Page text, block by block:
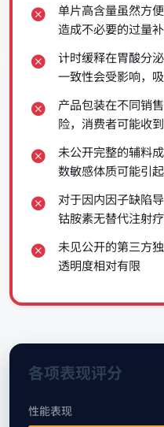
单片高含量虽然方
造成不必要的过量
计时缓释在胃酸分
一致性会受影响，
产品包装在不同销
险，消费者可能收
未公开完整的辅料
数敏感体质可能引
对于因内因子缺陷
钴胺素无替代注射
未见公开的第三方
透明度相对有限
各项表现评分
性能表现